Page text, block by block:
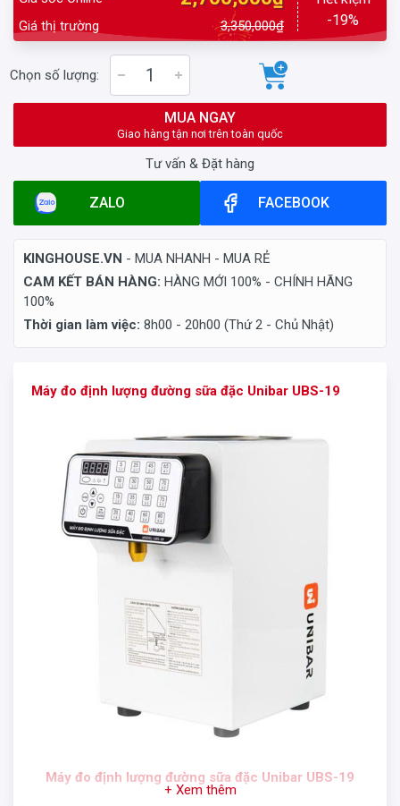
Giá thị trường 3,350,000₫
-19%
Chọn số lượng:
MUA NGAY
Giao hàng tận nơi trên toàn quốc
Tư vấn & Đặt hàng
ZALO FACEBOOK
KINGHOUSE.VN - MUA NHANH - MUA RẺ
CAM KẾT BÁN HÀNG: HÀNG MỚI 100% - CHÍNH HÃNG
100%
Thời gian làm việc: 8h00 - 20h00 (Thứ 2 - Chủ Nhật)
Máy đo định lượng đường sữa đặc Unibar UBS-19
Máy đo định lượng đường sữa đặc Unibar UBS-19
+ Xem thêm